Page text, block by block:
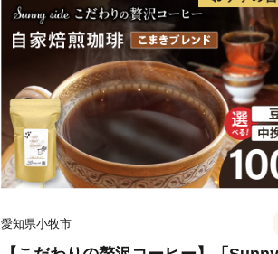
愛知県小牧市